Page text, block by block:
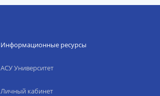
Информационные ресурсы
АСУ Университет
Личный кабинет